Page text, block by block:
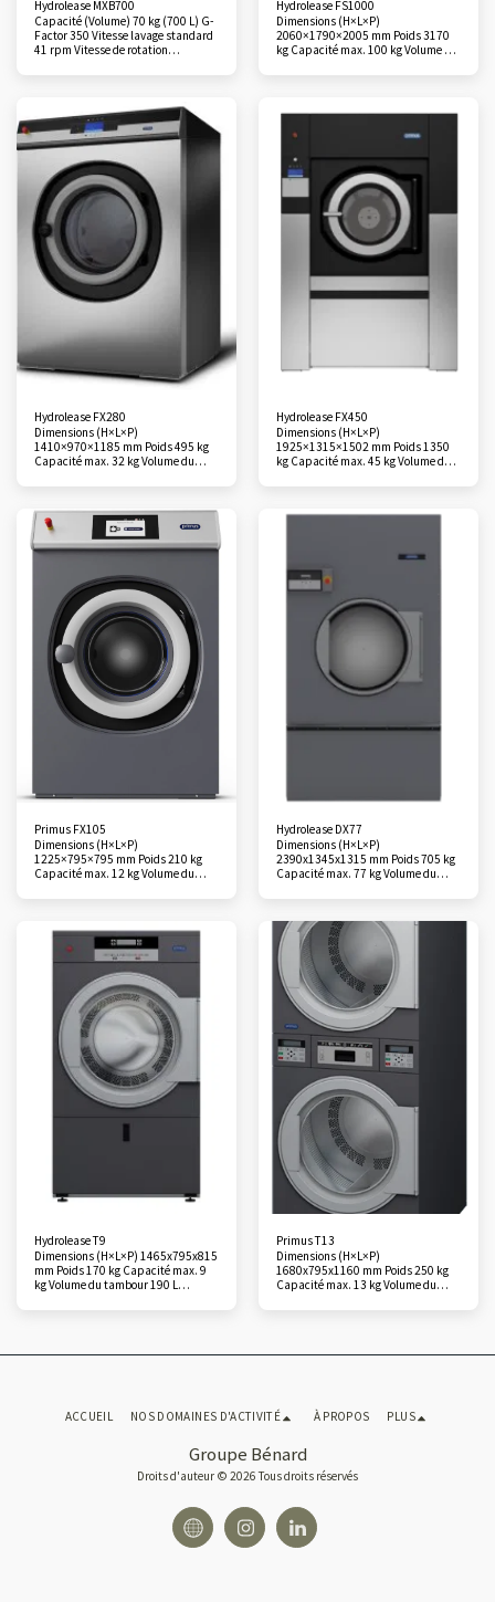
Hydrolease MXB700
Capacité (Volume) 70 kg (700 L) G-
Factor 350 Vitesse lavage standard
41 rpm Vitesse de rotation
(H×L×P) 1700x2032x980 mm Poids
Eau (litres/kg) 6,5 Consommation
moyenne Electricité (kWh/kg) 0,18
Programmeur Xcontrol Plus
Standard Cuve Pullman En option
Hydrolease FS1000
Dimensions (H×L×P)
2060×1790×2005 mm Poids 3170
kg Capacité max. 100 kg Volume du
et du tambour Acier inoxydable
Vidange à vanne Monnayeur
an
Hydrolease FX280
Dimensions (H×L×P)
1410×970×1185 mm Poids 495 kg
Capacité max. 32 kg Volume du
et du tambour Acier inoxydable
Vitesse de rotation maximale 915
rpm Facteur G 350 Mode de vidange
Vidange à vanne Monnayeur
Hydrolease FX450
Dimensions (H×L×P)
1925×1315×1502 mm Poids 1350
kg Capacité max. 45 kg Volume du
et du tambour Acier inoxydable
Vitesse de rotation maximale 839
(pièces/jetons) Option Garantie 1
an
Primus FX105
Dimensions (H×L×P)
1225×795×795 mm Poids 210 kg
Capacité max. 12 kg Volume du
et du tambour Acier inoxydable
Vitesse de rotation maximale 1075
rpm Facteur G 400 Mode de vidange
Vidange à pompe Monnayeur
(pièces/jetons) Option Garantie 1
Hydrolease DX77
Dimensions (H×L×P)
2390x1345x1315 mm Poids 705 kg
Capacité max. 77 kg Volume du
cuve et du tambour Acier galvanisé
au gaz (kW) 79 kW Monnayeur
Option Garantie 1 an
Hydrolease T9
Dimensions (H×L×P) 1465x795x815
mm Poids 170 kg Capacité max. 9
kg Volume du tambour 190 L
Acier inoxydable Flux d’air (m3/h)
Garantie 1 an
Primus T13
Dimensions (H×L×P)
1680x795x1160 mm Poids 250 kg
Capacité max. 13 kg Volume du
et du tambour Acier inoxydable Flux
gaz (kW) 19,5 kW Monnayeur
Groupe Bénard
Droits d'auteur © 2026 Tous droits réservés
ACCUEIL NOS DOMAINES D'ACTIVITÉ À PROPOS PLUS